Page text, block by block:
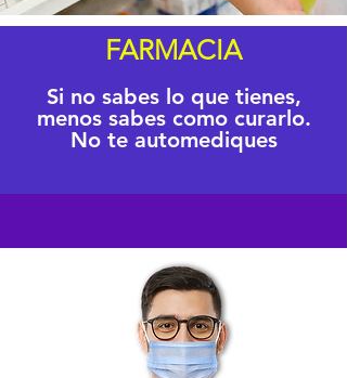
FARMACIA
Si no sabes lo que tienes,
menos sabes como curarlo.
No te automediques